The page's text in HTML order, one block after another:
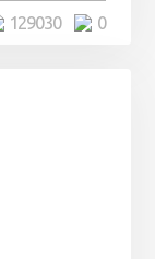
0
129030